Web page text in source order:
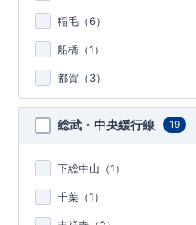
稲毛（6）
船橋（1）
都賀（3）
総武・中央緩行線 19
下総中山（1）
千葉（1）